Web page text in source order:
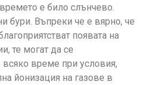
е било слънчево.
бури. Въпреки че е вярно, че
появата на
те могат да се
всяко време при условия,
йонизация на газове в